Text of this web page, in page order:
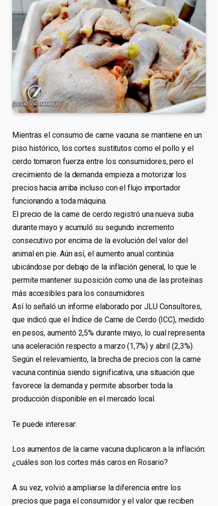
Mientras el consumo de carne vacuna se mantiene en un
piso histórico, los cortes sustitutos como el pollo y el
cerdo tomaron fuerza entre los consumidores, pero el
crecimiento de la demanda empieza a motorizar los
precios hacia arriba incluso con el flujo importador
funcionando a toda máquina.
El precio de la carne de cerdo registró una nueva suba
durante mayo y acumuló su segundo incremento
consecutivo por encima de la evolución del valor del
animal en pie. Aún así, el aumento anual continúa
ubicándose por debajo de la inflación general, lo que le
permite mantener su posición como una de las proteínas
más accesibles para los consumidores
Así lo señaló un informe elaborado por JLU Consultores,
que indicó que el Índice de Carne de Cerdo (ICC), medido
en pesos, aumentó 2,5% durante mayo, lo cual representa
una aceleración respecto a marzo (1,7%) y abril (2,3%).
Según el relevamiento, la brecha de precios con la carne
vacuna continúa siendo significativa, una situación que
favorece la demanda y permite absorber toda la
producción disponible en el mercado local.
Te puede interesar:
Los aumentos de la carne vacuna duplicaron a la inflación:
¿cuáles son los cortes más caros en Rosario?
A su vez, volvió a ampliarse la diferencia entre los
precios que paga el consumidor y el valor que reciben